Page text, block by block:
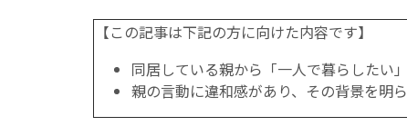
【この記事は下記の方に向けた内容です】
同居している親から「一人で暮らしたい
親の言動に違和感があり、その背景を明